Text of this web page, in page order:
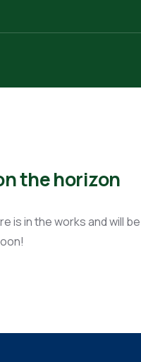
the horizon
is in the works and will be